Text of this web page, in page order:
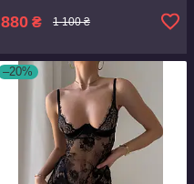
880 ₴ 1 100 ₴
–20%